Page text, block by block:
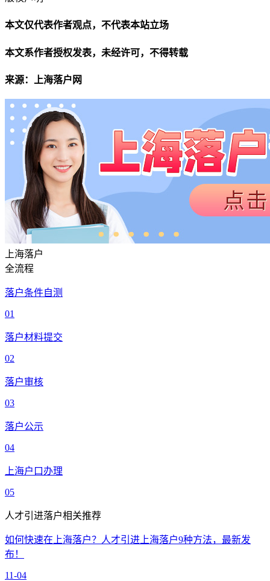
本文仅代表作者观点，不代表本站立场
本文系作者授权发表，未经许可，不得转载
来源：上海落户网
上海落户
全流程
落户条件自测
01
落户材料提交
02
落户审核
03
落户公示
04
上海户口办理
05
人才引进落户相关推荐
如何快速在上海落户？人才引进上海落户9种方法，最新发
布！
11-04